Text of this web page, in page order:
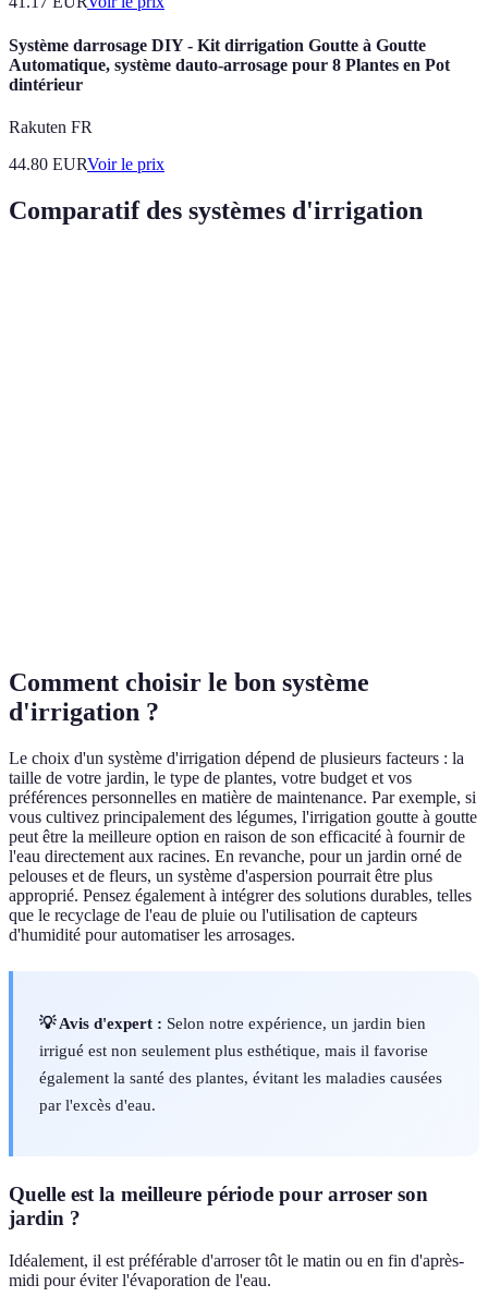
Système darrosage DIY - Kit dirrigation Goutte à Goutte
Automatique, système dauto-arrosage pour 8 Plantes en Pot
dintérieur
Rakuten FR
44.80 EURVoir le prix
Comparatif des systèmes d'irrigation
Comment choisir le bon système
d'irrigation ?
Le choix d'un système d'irrigation dépend de plusieurs facteurs : la
taille de votre jardin, le type de plantes, votre budget et vos
préférences personnelles en matière de maintenance. Par exemple, si
vous cultivez principalement des légumes, l'irrigation goutte à goutte
peut être la meilleure option en raison de son efficacité à fournir de
l'eau directement aux racines. En revanche, pour un jardin orné de
pelouses et de fleurs, un système d'aspersion pourrait être plus
approprié. Pensez également à intégrer des solutions durables, telles
que le recyclage de l'eau de pluie ou l'utilisation de capteurs
d'humidité pour automatiser les arrosages.
💡 Avis d'expert : Selon notre expérience, un jardin bien
irrigué est non seulement plus esthétique, mais il favorise
également la santé des plantes, évitant les maladies causées
par l'excès d'eau.
Quelle est la meilleure période pour arroser son
jardin ?
Idéalement, il est préférable d'arroser tôt le matin ou en fin d'après-
midi pour éviter l'évaporation de l'eau.